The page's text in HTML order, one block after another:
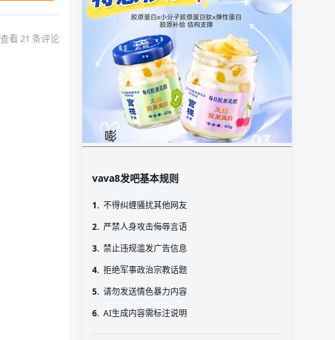
查看 21 条评论
vava8发吧基本规则
1. 不得纠缠骚扰其他网友
2. 严禁人身攻击侮辱言语
3. 禁止违规滥发广告信息
4. 拒绝军事政治宗教话题
5. 请勿发送情色暴力内容
6. AI生成内容需标注说明